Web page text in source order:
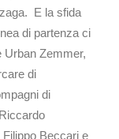
E la sfida
di partenza ci
Urban Zemmer,
di
di
Filippo Beccari e